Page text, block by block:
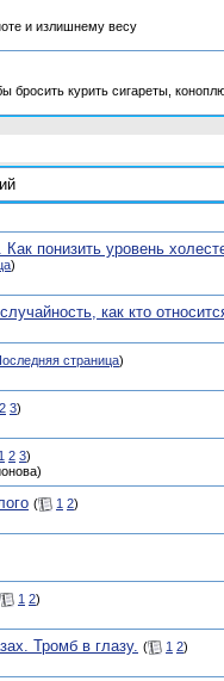
и излишнему весу
бросить курить сигареты,
понизить уровень
)
как кто
страница)
2 3)
1 2 3)
( 1 2)
1 2)
Тромб в глазу. ( 1 2)